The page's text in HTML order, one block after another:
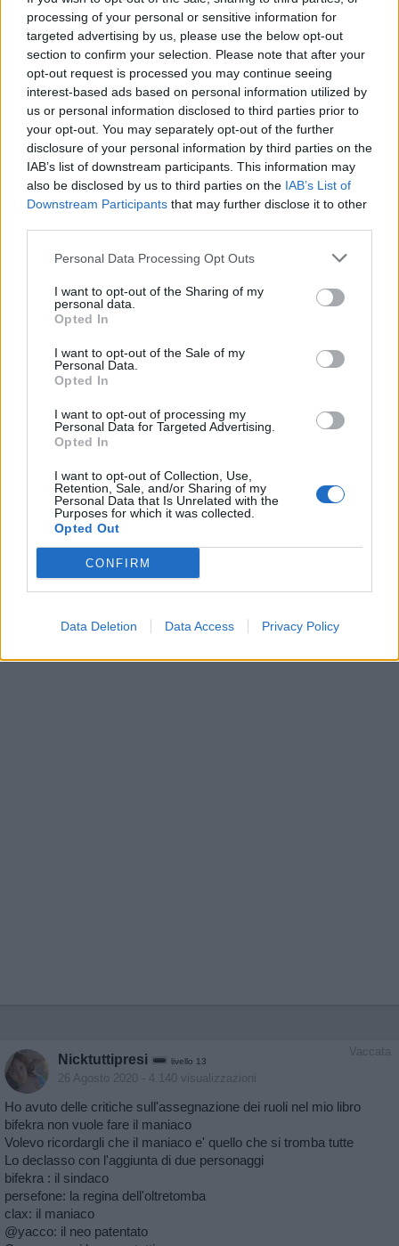
processing of your personal or sensitive information for
targeted advertising by us, please use the below opt-out
section to confirm your selection. Please note that after your
opt-out request is processed you may continue seeing
interest-based ads based on personal information utilized by
us or personal information disclosed to third parties prior to
your opt-out. You may separately opt-out of the further
disclosure of your personal information by third parties on the
IAB’s list of downstream participants. This information may
also be disclosed by us to third parties on the IAB’s List of
Downstream Participants that may further disclose it to other
Personal Data Processing Opt Outs
I want to opt-out of the Sharing of my
personal data.
Opted In
I want to opt-out of the Sale of my
Personal Data.
Opted In
I want to opt-out of processing my
Personal Data for Targeted Advertising.
Opted In
I want to opt-out of Collection, Use,
Retention, Sale, and/or Sharing of my
Personal Data that Is Unrelated with the
Purposes for which it was collected.
Opted Out
CONFIRM
Data Deletion Data Access Privacy Policy
nonnocucaracha :Buona serata
1
10 Marzo 2024 alle ore 19:32
·Ti stimo·Rispondi
VecchioLupo :Buongiorno Ugrok ☕
1
11 Marzo 2024 alle ore 07:04
·Ti stimo·Rispondi
BaytaDarell :Buon pomeriggio, Rock🤗🍮☕️
Mi piace molto il tuo avatar😊
·Ti stimo ·Rispondi
TrafficantiDiIronia :Buona serata 🍻🍕
11 Marzo 2024 alle ore 19:22
·Ti stimo·Rispondi
VecchioLupo
12 Marzo 2024 alle ore 07:09
·Ti stimo
VecchioLupo:Buongiorno 😁☕
1
13 Marzo 2024 alle ore 06:56
·Ti stimo·
Vaccata
Nicktuttipresi livello 13
26 Agosto 2020 - 4.140 visualizzazioni
Ho avuto delle critiche sull'assegnazione dei ruoli nel mio libro
bifekra non vuole fare il maniaco
Volevo ricordargli che il maniaco e' quello che si tromba tutte
Lo declasso con l'aggiunta di due personaggi
bifekra : il sindaco
persefone: la regina dell'oltretomba
clax: il maniaco
@yacco: il neo patentato